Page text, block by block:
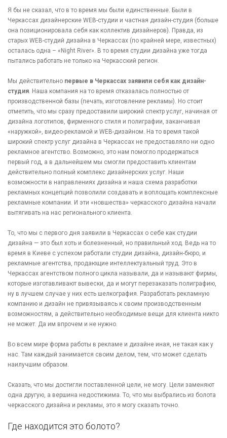
Я бы не сказал, что в то время мы были единственные. Были в
Черкассах дизайнерские WEB-студии и частная дизайн-студия (больше
она позиционировала себя как коллектив дизайнеров). Правда, из
старых WEB-студий дизайна в Черкассах (по крайней мере, известных)
осталась одна – «Night River». В то время студии дизайна уже тогда
пытались работать не только на Черкасский регион.
Мы действительно первые в Черкассах заявили себя как дизайн-
студия. Наша компания на то время отказалась полностью от
производственной базы (печать, изготовление рекламы). Но стоит
отметить, что мы сразу предоставили широкий спектр услуг, начиная от
дизайна логотипов, фирменного стиля и полиграфии, заканчивая
«наружкой», видео-рекламой и WEB-дизайном. На то время такой
широкий спектр услуг дизайна в Черкассах не предоставляло ни одно
рекламное агентство. Возможно, это нам помогло продержаться
первый год, а в дальнейшем мы смогли предоставить клиентам
действительно полный комплекс дизайнерских услуг. Наши
возможности в направлениях дизайна и наша схема разработки
рекламных концепций позволили создавать и воплощать комплексные
рекламные компании. И эти «новшества» черкасского дизайна начали
вытягивать на нас регионального клиента.
То, что мы с первого дня заявили в Черкассах о себе как студии
дизайна — это был хоть и болезненный, но правильный ход. Ведь на то
время в Киеве с успехом работали студии дизайна, дизайн-бюро, и
рекламные агентства, продающие интеллектуальный труд. Это в
Черкассах агентством полного цикла называли, да и называют фирмы,
которые изготавливают вывески, да и могут перезаказать полиграфию,
ну в лучшем случае у них есть шелкография. Разработать рекламную
компанию и дизайн не привязываясь к своим производственным
возможностям, а действительно необходимые вещи для клиента никто
не может. Да им впрочем и не нужно.
Во всем мире форма работы в рекламе и дизайне иная, не такая как у
нас. Там каждый занимается своим делом, тем, что может сделать
наилучшим образом.
Сказать, что мы достигли поставленной цели, не могу. Цели заменяют
одна другую, а вершина недостижима. То, что мы выбрались из болота
черкасского дизайна и рекламы, это я могу сказать точно.
Где находится это болото?